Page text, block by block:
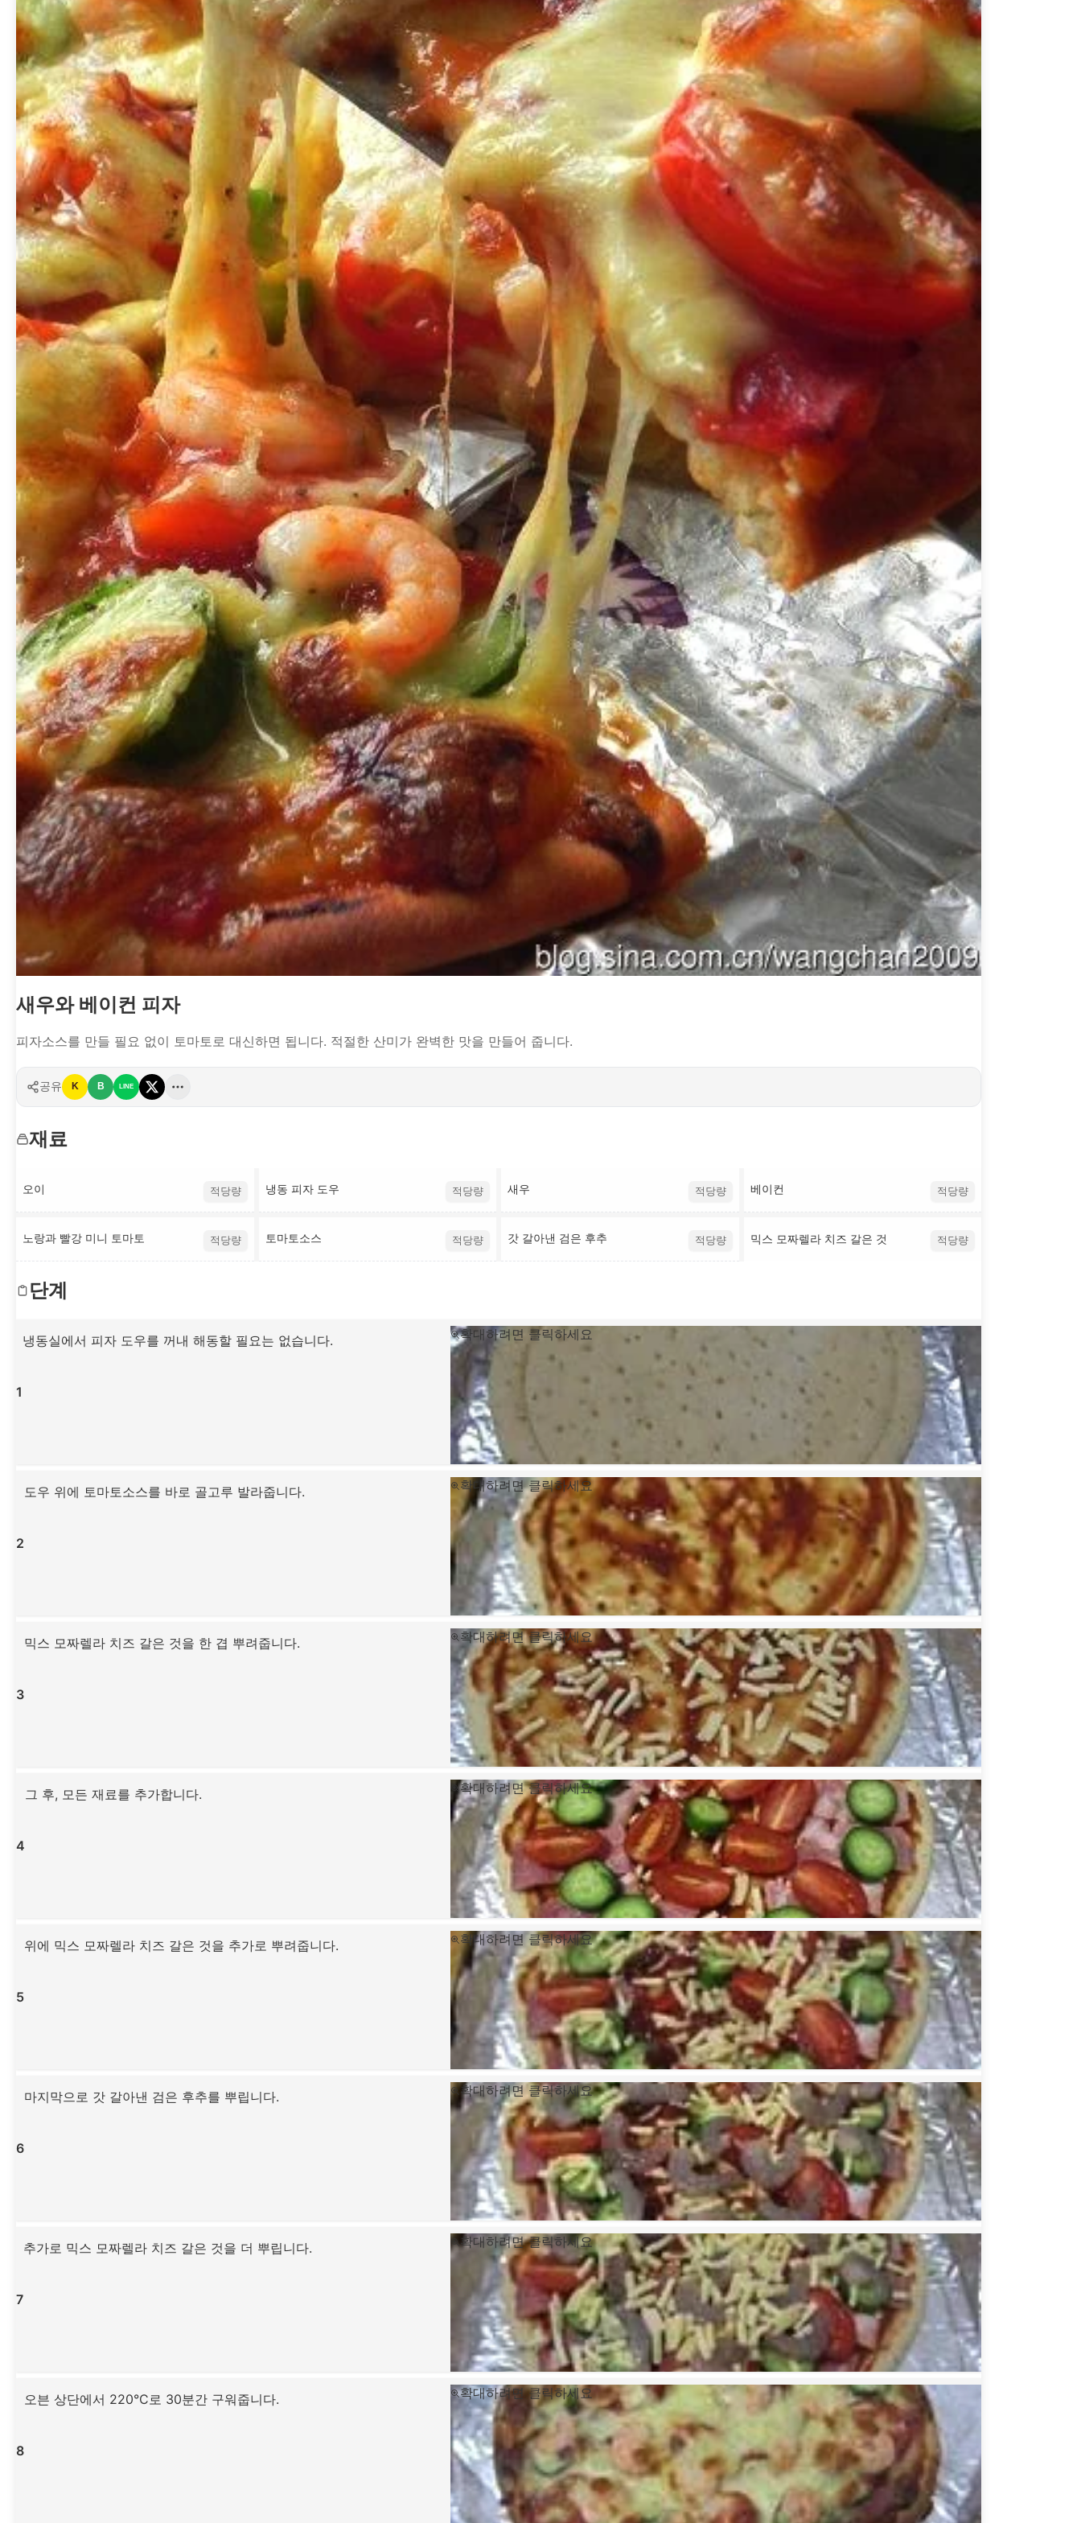
새우와 베이컨 피자
피자소스를 만들 필요 없이 토마토로 대신하면 됩니다. 적절한 산미가 완벽한 맛을 만들어 줍니다.
공유 K B LINE
재료
오이 적당량 냉동 피자 도우 적당량 새우 적당량 베이컨 적당량
노랑과 빨강 미니 토마토 적당량 토마토소스 적당량 갓 갈아낸 검은 후추 적당량 믹스 모짜렐라 치즈 갈은 것 적당량
단계
1
냉동실에서 피자 도우를 꺼내 해동할 필요는 없습니다. 확대하려면 클릭하세요
2
도우 위에 토마토소스를 바로 골고루 발라줍니다. 확대하려면 클릭하세요
3
믹스 모짜렐라 치즈 갈은 것을 한 겹 뿌려줍니다. 확대하려면 클릭하세요
4
그 후, 모든 재료를 추가합니다. 확대하려면 클릭하세요
5
위에 믹스 모짜렐라 치즈 갈은 것을 추가로 뿌려줍니다. 확대하려면 클릭하세요
6
마지막으로 갓 갈아낸 검은 후추를 뿌립니다. 확대하려면 클릭하세요
7
추가로 믹스 모짜렐라 치즈 갈은 것을 더 뿌립니다. 확대하려면 클릭하세요
8
오븐 상단에서 220°C로 30분간 구워줍니다. 확대하려면 클릭하세요